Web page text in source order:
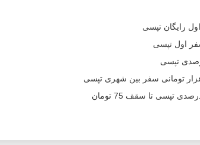
رایگان تپسی
اول تپسی